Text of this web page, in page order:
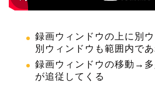
録画ウィンドウの上に別
別ウィンドウも範囲内で
録画ウィンドウの移動→
が追従してくる